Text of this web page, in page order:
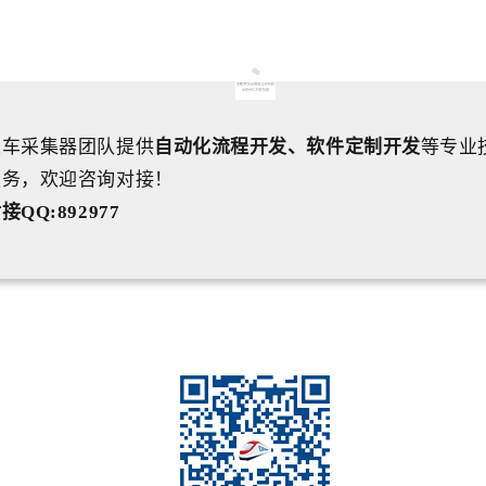
采集器团队提供 自动化流程开发、软件定制开发等专业
，欢迎咨询对接！
QQ:892977